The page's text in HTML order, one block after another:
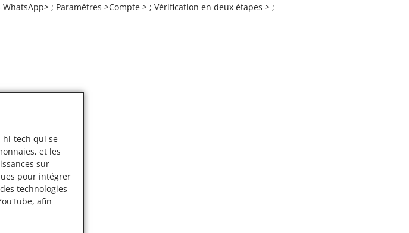
; Paramètres >Compte > ; Vérification en deux étapes > ;
hi-tech qui se
et les
sur
pour intégrer
technologies
afin